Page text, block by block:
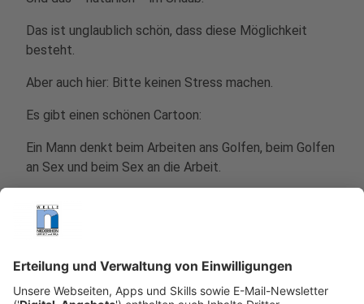
Das ist unglaublich schön, dass diese Möglichkeit
besteht.
Aber auch hier: Bitte keinen Stress machen.
Es gibt einen schönen Cartoon:
Ein Mann denkt beim Arbeiten ans Golfen, beim Golfen
an Sex und beim Sex an die Arbeit.
Gedankenwanderungen - das ist normal. Auch im
Urlaub.
Anzeige